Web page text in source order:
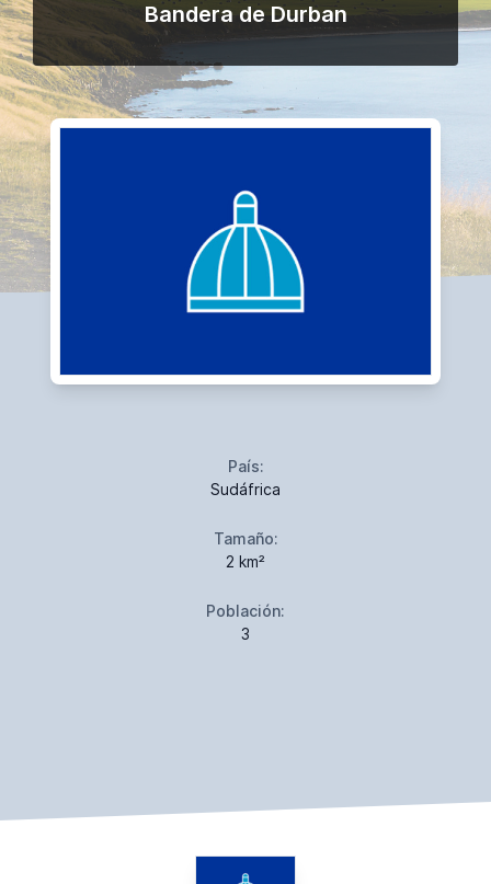
Bandera de Durban
País:
Sudáfrica
Tamaño:
2 km²
Población:
3